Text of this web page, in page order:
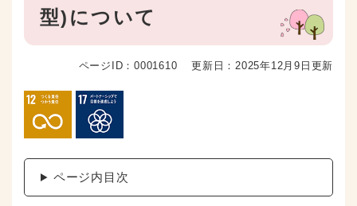
型)について
ページID：0001610 更新日：2025年12月9日更新
ページ内目次